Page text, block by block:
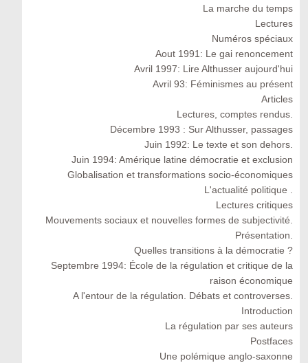
La marche du temps
Lectures
Numéros spéciaux
Aout 1991: Le gai renoncement
Avril 1997: Lire Althusser aujourd'hui
Avril 93: Féminismes au présent
Articles
Lectures, comptes rendus.
Décembre 1993 : Sur Althusser, passages
Juin 1992: Le texte et son dehors.
Juin 1994: Amérique latine démocratie et exclusion
Globalisation et transformations socio-économiques
L'actualité politique .
Lectures critiques
Mouvements sociaux et nouvelles formes de subjectivité.
Présentation.
Quelles transitions à la démocratie ?
Septembre 1994: École de la régulation et critique de la
raison économique
A l'entour de la régulation. Débats et controverses.
Introduction
La régulation par ses auteurs
Postfaces
Une polémique anglo-saxonne